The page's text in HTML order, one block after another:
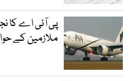
پی آئی اے کا
ملازمین کے